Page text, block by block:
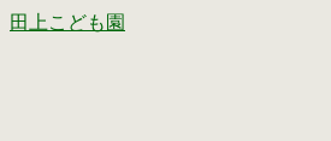
田上こども園